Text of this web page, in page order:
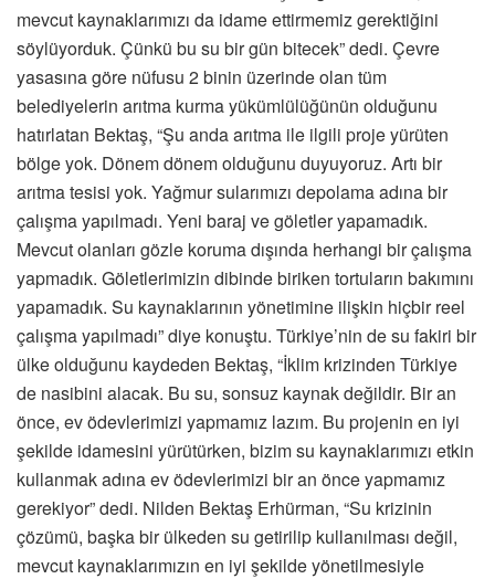
mevcut kaynaklarımızı da idame ettirmemiz gerektiğini
söylüyorduk. Çünkü bu su bir gün bitecek” dedi. Çevre
yasasına göre nüfusu 2 binin üzerinde olan tüm
belediyelerin arıtma kurma yükümlülüğünün olduğunu
hatırlatan Bektaş, “Şu anda arıtma ile ilgili proje yürüten
bölge yok. Dönem dönem olduğunu duyuyoruz. Artı bir
arıtma tesisi yok. Yağmur sularımızı depolama adına bir
çalışma yapılmadı. Yeni baraj ve göletler yapamadık.
Mevcut olanları gözle koruma dışında herhangi bir çalışma
yapmadık. Göletlerimizin dibinde biriken tortuların bakımını
yapamadık. Su kaynaklarının yönetimine ilişkin hiçbir reel
çalışma yapılmadı” diye konuştu. Türkiye’nin de su fakiri bir
ülke olduğunu kaydeden Bektaş, “İklim krizinden Türkiye
de nasibini alacak. Bu su, sonsuz kaynak değildir. Bir an
önce, ev ödevlerimizi yapmamız lazım. Bu projenin en iyi
şekilde idamesini yürütürken, bizim su kaynaklarımızı etkin
kullanmak adına ev ödevlerimizi bir an önce yapmamız
gerekiyor” dedi. Nilden Bektaş Erhürman, “Su krizinin
çözümü, başka bir ülkeden su getirilip kullanılması değil,
mevcut kaynaklarımızın en iyi şekilde yönetilmesiyle